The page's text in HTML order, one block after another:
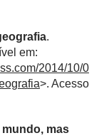
.
em:
2014/10/0
>. Acesso
mundo, mas